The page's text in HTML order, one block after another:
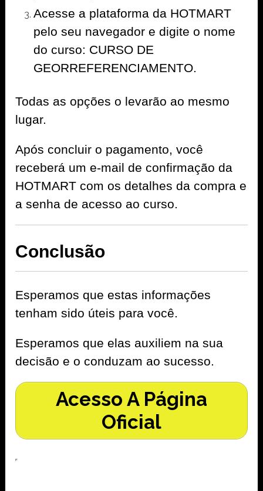
Acesse a plataforma da HOTMART
pelo seu navegador e digite o nome
do curso: CURSO DE
GEORREFERENCIAMENTO.
Todas as opções o levarão ao mesmo
lugar.
Após concluir o pagamento, você
receberá um e-mail de confirmação da
HOTMART com os detalhes da compra e
a senha de acesso ao curso.
Conclusão
Esperamos que estas informações
tenham sido úteis para você.
Esperamos que elas auxiliem na sua
decisão e o conduzam ao sucesso.
Acesso A Página
Oficial